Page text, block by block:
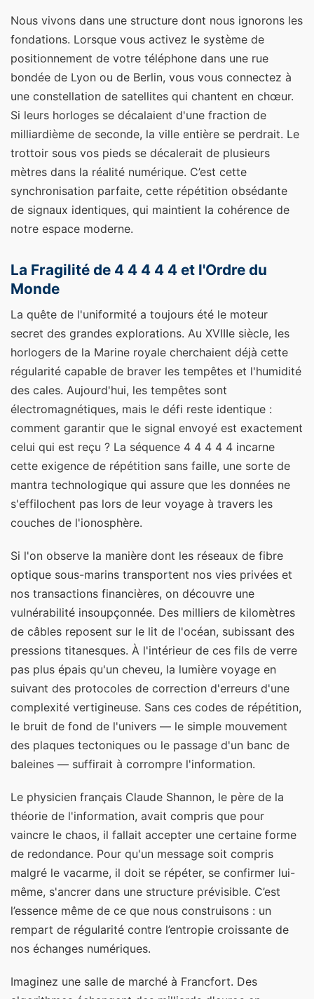
Nous vivons dans une structure dont nous ignorons les
fondations. Lorsque vous activez le système de
positionnement de votre téléphone dans une rue
bondée de Lyon ou de Berlin, vous vous connectez à
une constellation de satellites qui chantent en chœur.
Si leurs horloges se décalaient d'une fraction de
milliardième de seconde, la ville entière se perdrait. Le
trottoir sous vos pieds se décalerait de plusieurs
mètres dans la réalité numérique. C’est cette
synchronisation parfaite, cette répétition obsédante
de signaux identiques, qui maintient la cohérence de
notre espace moderne.
La Fragilité de 4 4 4 4 4 et l'Ordre du
Monde
La quête de l'uniformité a toujours été le moteur
secret des grandes explorations. Au XVIIIe siècle, les
horlogers de la Marine royale cherchaient déjà cette
régularité capable de braver les tempêtes et l'humidité
des cales. Aujourd'hui, les tempêtes sont
électromagnétiques, mais le défi reste identique :
comment garantir que le signal envoyé est exactement
celui qui est reçu ? La séquence 4 4 4 4 4 incarne
cette exigence de répétition sans faille, une sorte de
mantra technologique qui assure que les données ne
s'effilochent pas lors de leur voyage à travers les
couches de l'ionosphère.
Si l'on observe la manière dont les réseaux de fibre
optique sous-marins transportent nos vies privées et
nos transactions financières, on découvre une
vulnérabilité insoupçonnée. Des milliers de kilomètres
de câbles reposent sur le lit de l'océan, subissant des
pressions titanesques. À l'intérieur de ces fils de verre
pas plus épais qu'un cheveu, la lumière voyage en
suivant des protocoles de correction d'erreurs d'une
complexité vertigineuse. Sans ces codes de répétition,
le bruit de fond de l'univers — le simple mouvement
des plaques tectoniques ou le passage d'un banc de
baleines — suffirait à corrompre l'information.
Le physicien français Claude Shannon, le père de la
théorie de l'information, avait compris que pour
vaincre le chaos, il fallait accepter une certaine forme
de redondance. Pour qu'un message soit compris
malgré le vacarme, il doit se répéter, se confirmer lui-
même, s'ancrer dans une structure prévisible. C’est
l’essence même de ce que nous construisons : un
rempart de régularité contre l’entropie croissante de
nos échanges numériques.
Imaginez une salle de marché à Francfort. Des